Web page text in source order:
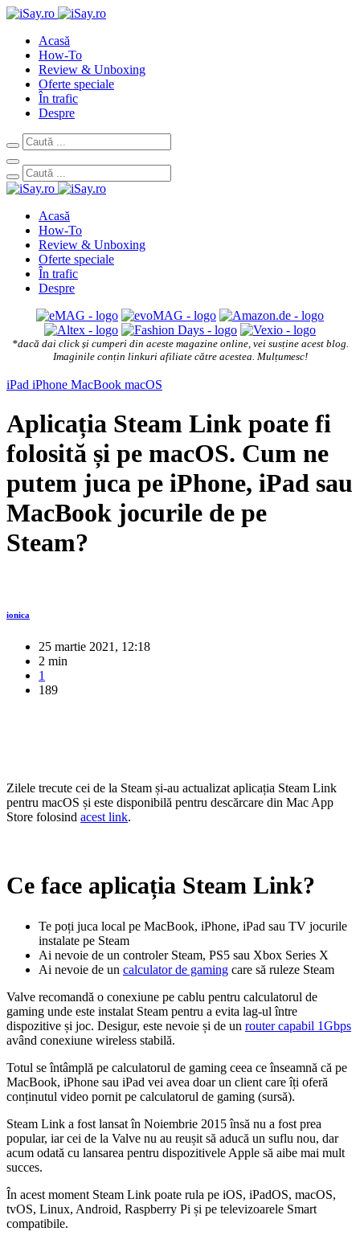
Acasă
How-To
Review & Unboxing
Oferte speciale
În trafic
Despre
Acasă
How-To
Review & Unboxing
Oferte speciale
În trafic
Despre
*dacă dai click și cumperi din aceste magazine online, vei susține acest blog.
Imaginile conțin linkuri afiliate către acestea. Mulțumesc!
iPad iPhone MacBook macOS
Aplicația Steam Link poate fi
folosită și pe macOS. Cum ne
putem juca pe iPhone, iPad sau
MacBook jocurile de pe
Steam?
ionica
25 martie 2021, 12:18
2 min
1
189
Zilele trecute cei de la Steam și-au actualizat aplicația Steam Link
pentru macOS și este disponibilă pentru descărcare din Mac App
Store folosind acest link.
Ce face aplicația Steam Link?
Te poți juca local pe MacBook, iPhone, iPad sau TV jocurile
instalate pe Steam
Ai nevoie de un controler Steam, PS5 sau Xbox Series X
Ai nevoie de un calculator de gaming care să ruleze Steam
Valve recomandă o conexiune pe cablu pentru calculatorul de
gaming unde este instalat Steam pentru a evita lag-ul între
dispozitive și joc. Desigur, este nevoie și de un router capabil 1Gbps
având conexiune wireless stabilă.
Totul se întâmplă pe calculatorul de gaming ceea ce înseamnă că pe
MacBook, iPhone sau iPad vei avea doar un client care îți oferă
conținutul video pornit pe calculatorul de gaming (sursă).
Steam Link a fost lansat în Noiembrie 2015 însă nu a fost prea
popular, iar cei de la Valve nu au reușit să aducă un suflu nou, dar
acum odată cu lansarea pentru dispozitivele Apple să aibe mai mult
succes.
În acest moment Steam Link poate rula pe iOS, iPadOS, macOS,
tvOS, Linux, Android, Raspberry Pi și pe televizoarele Smart
compatibile.